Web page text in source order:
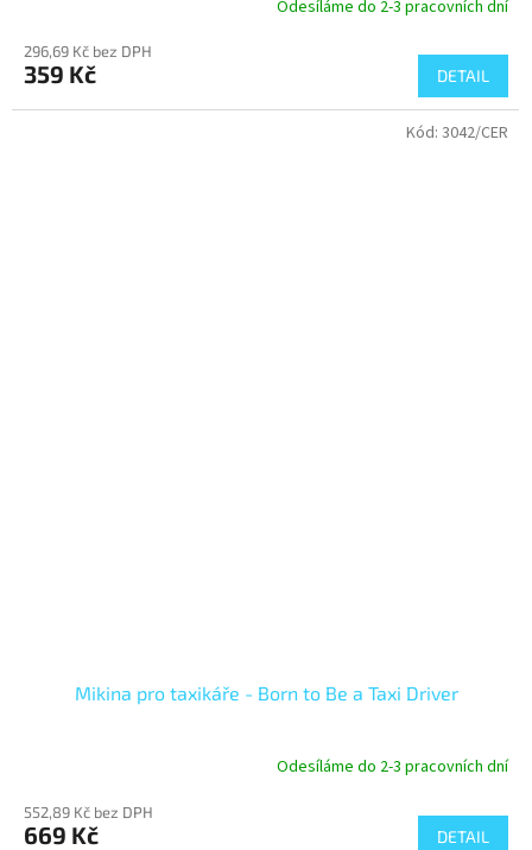
Odesíláme do 2-3 pracovních dní
296,69 Kč bez DPH
359 Kč DETAIL
Mikina pro taxikáře - Born to Be a Taxi Driver
Odesíláme do 2-3 pracovních dní
552,89 Kč bez DPH
669 Kč DETAIL
Kód: 3042/CER